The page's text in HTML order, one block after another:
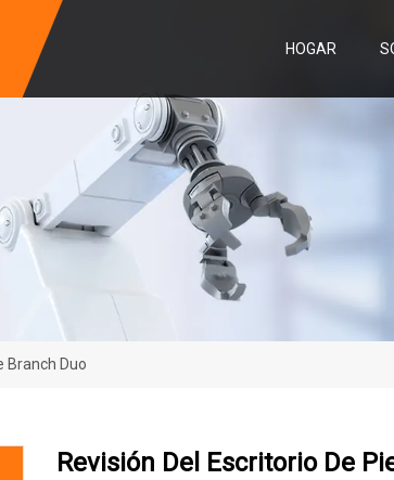
HOGAR
Branch Duo
Revisión Del Escritorio De